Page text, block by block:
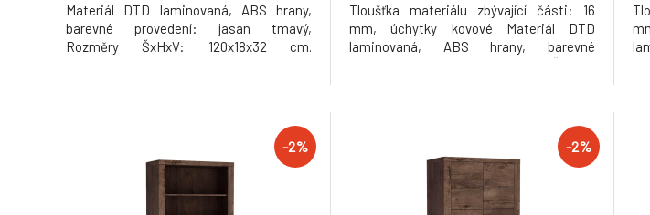
Materiál DTD laminovaná, ABS hrany,
barevné provedení: jasan tmavý,
Rozměry ŠxHxV: 120x18x32 cm.
Tloušťka materiálu zbývající části: 16
mm, úchytky kovové Materiál DTD
laminovaná, ABS hrany, barevné
-2% -2%